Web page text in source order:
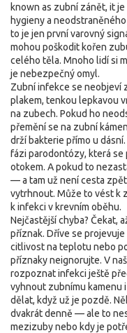
known as zubní zánět, it
hygieny a
to je jen první varovný
mohou poškodit kořen
celého těla. Mnoho lidí si
je nebezpečný omyl.
Zubní infekce se neobjeví
plakem, tenkou lepkavou
na zubech. Pokud ho
přemění se na zubní kámen
drží bakterie přímo u dásní
fázi parodontózy, která se
otokem. A pokud to
— a tam už není cesta
vytrhnout. Může to vést k
k infekci v krevním oběhu.
Nejčastější chyba? Čekat,
příznak. Dříve se
citlivost na teplotu nebo
příznaky neignorujte. V
rozpoznat infekci ještě
vyhnout zubnímu kamenu
dělat, když už je pozdě.
dvakrát denně — ale to
mezizuby nebo kdy je